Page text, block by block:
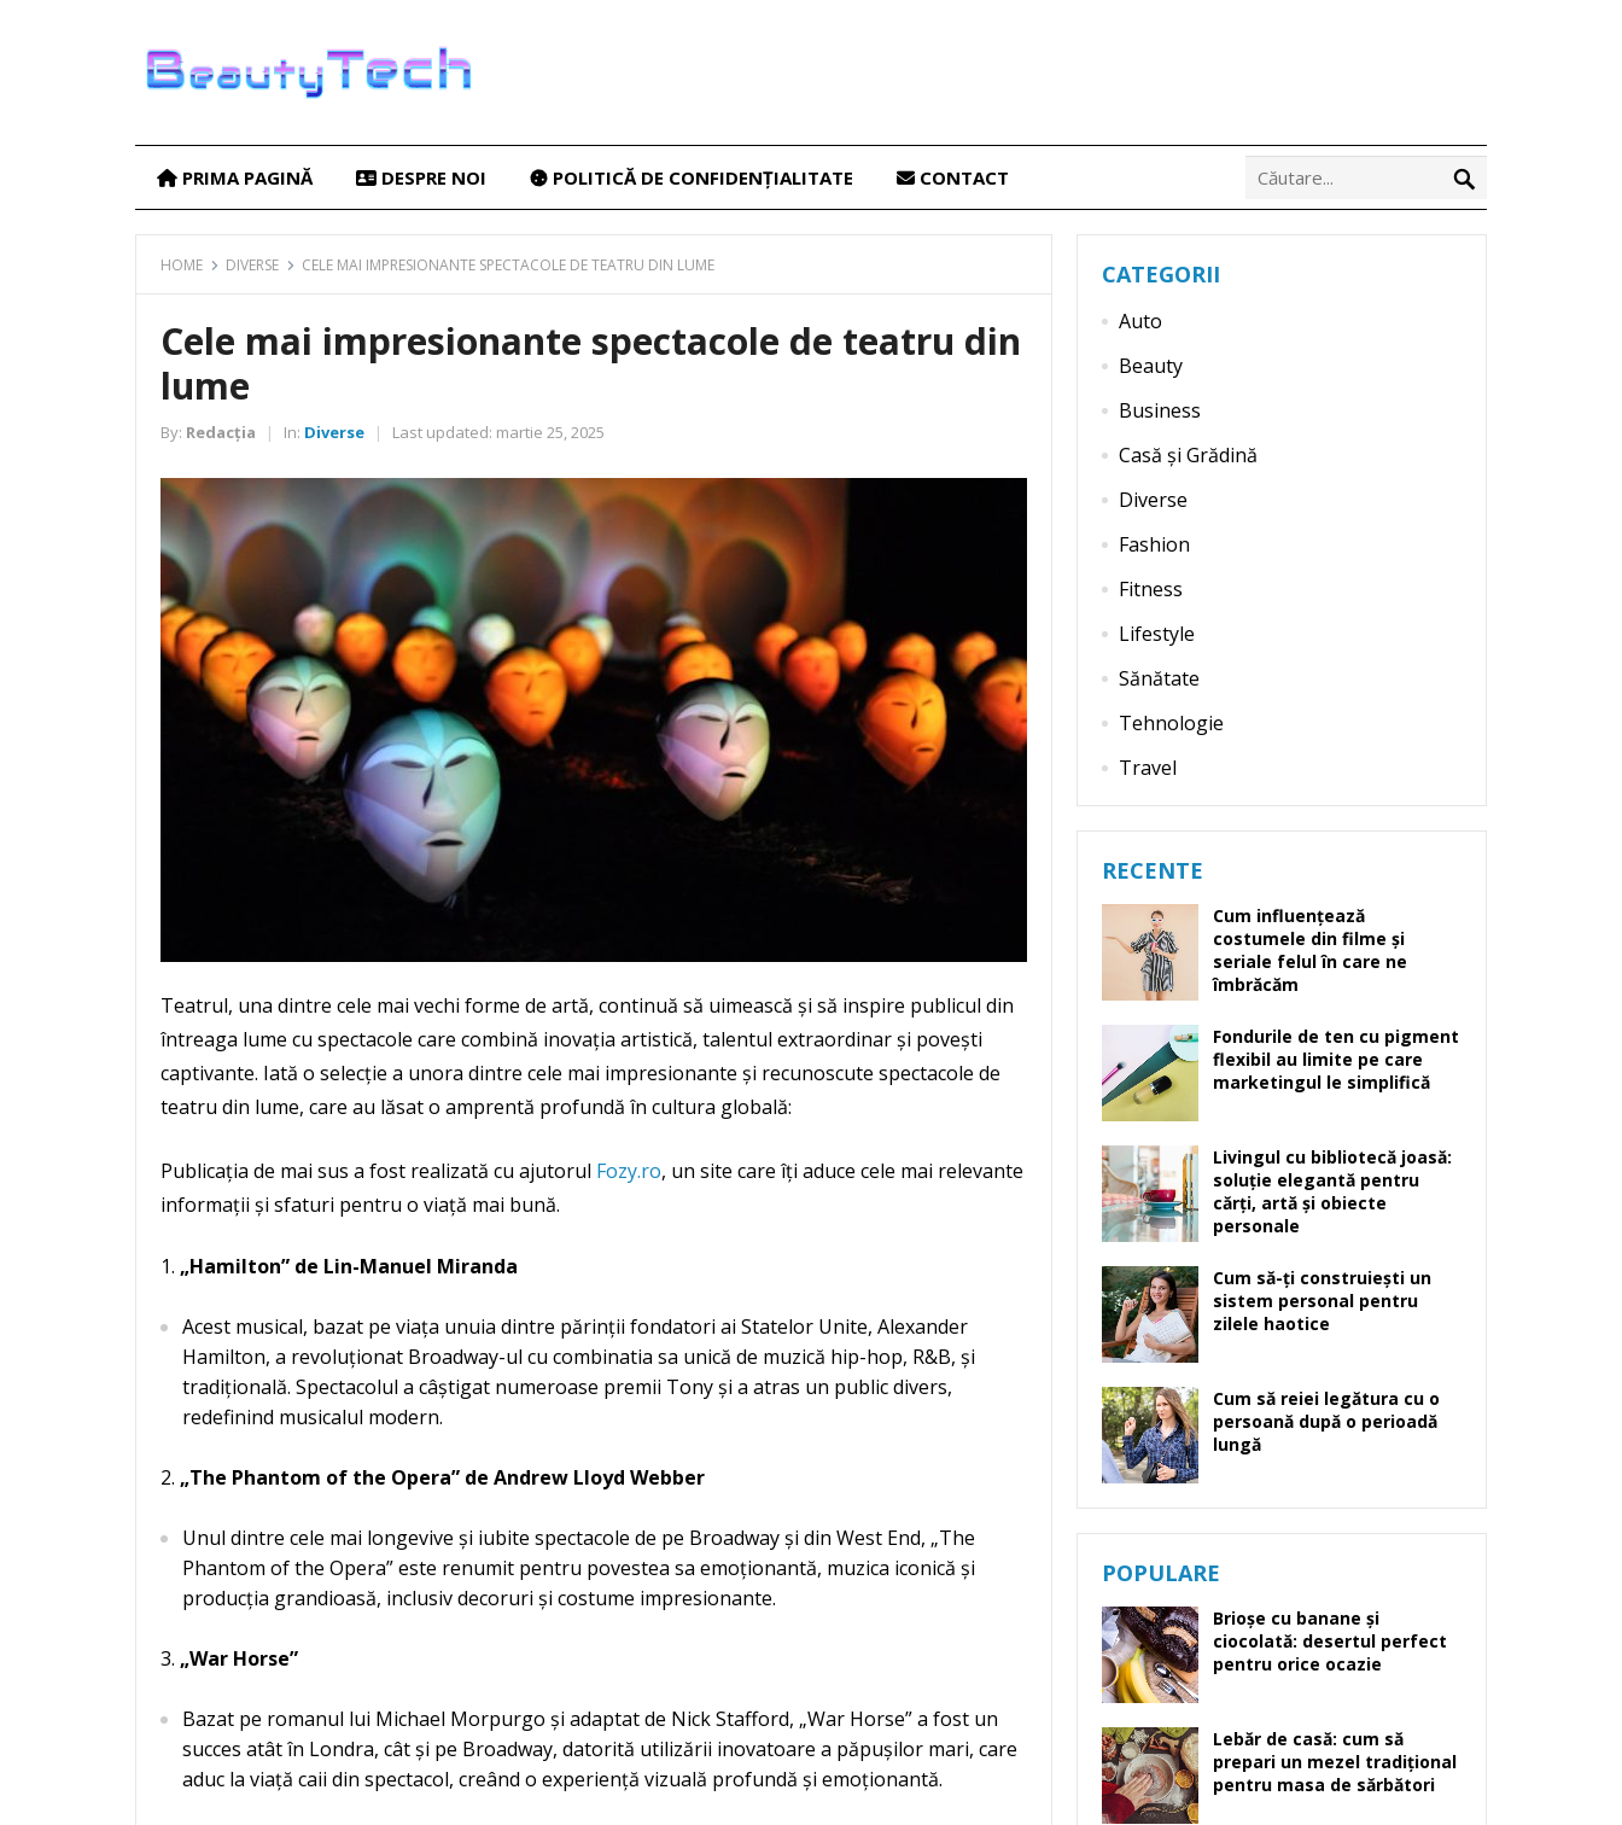
PRIMA PAGINĂ DESPRE NOI POLITICĂ DE CONFIDENȚIALITATE CONTACT
HOME DIVERSE CELE MAI IMPRESIONANTE SPECTACOLE DE TEATRU DIN LUME
Cele mai impresionante spectacole de teatru din
lume
By: Redacția | In: Diverse | Last updated: martie 25, 2025
Teatrul, una dintre cele mai vechi forme de artă, continuă să uimească și să inspire publicul din
întreaga lume cu spectacole care combină inovația artistică, talentul extraordinar și povești
captivante. Iată o selecție a unora dintre cele mai impresionante și recunoscute spectacole de
teatru din lume, care au lăsat o amprentă profundă în cultura globală:
Publicația de mai sus a fost realizată cu ajutorul Fozy.ro, un site care îți aduce cele mai relevante
informații și sfaturi pentru o viață mai bună.
„Hamilton” de Lin-Manuel Miranda
Acest musical, bazat pe viața unuia dintre părinții fondatori ai Statelor Unite, Alexander
Hamilton, a revoluționat Broadway-ul cu combinatia sa unică de muzică hip-hop, R&B, și
tradițională. Spectacolul a câștigat numeroase premii Tony și a atras un public divers,
redefinind musicalul modern.
„The Phantom of the Opera” de Andrew Lloyd Webber
Unul dintre cele mai longevive și iubite spectacole de pe Broadway și din West End, „The
Phantom of the Opera” este renumit pentru povestea sa emoționantă, muzica iconică și
producția grandioasă, inclusiv decoruri și costume impresionante.
„War Horse”
Bazat pe romanul lui Michael Morpurgo și adaptat de Nick Stafford, „War Horse” a fost un
succes atât în Londra, cât și pe Broadway, datorită utilizării inovatoare a păpușilor mari, care
aduc la viață caii din spectacol, creând o experiență vizuală profundă și emoționantă.
CATEGORII
Auto
Beauty
Business
Casă și Grădină
Diverse
Fashion
Fitness
Lifestyle
Sănătate
Tehnologie
Travel
RECENTE
Cum influențează
costumele din filme și
seriale felul în care ne
îmbrăcăm
Fondurile de ten cu pigment
flexibil au limite pe care
marketingul le simplifică
Livingul cu bibliotecă joasă:
soluție elegantă pentru
cărți, artă și obiecte
personale
Cum să-ți construiești un
sistem personal pentru
zilele haotice
Cum să reiei legătura cu o
persoană după o perioadă
lungă
POPULARE
Brioșe cu banane și
ciocolată: desertul perfect
pentru orice ocazie
Lebăr de casă: cum să
prepari un mezel tradițional
pentru masa de sărbători